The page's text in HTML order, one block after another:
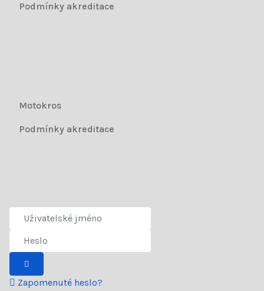
Podmínky akreditace
Motokros
Podmínky akreditace
Zapomenuté heslo?